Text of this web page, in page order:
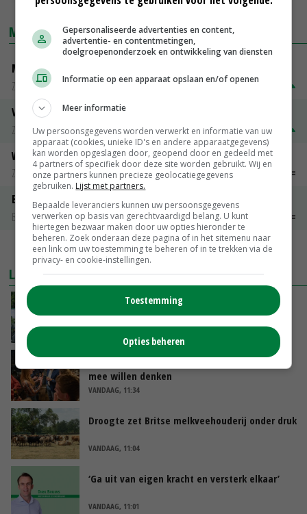
MARKTPRIJZEN
Magere melkpoeder
Zuivel weekprijzen
€ 269,00 € 7,00
Volle melkpoeder
Zuivel weekprijzen
€ 345,00 € 20,00
Weipoeder
Zuivel weekprijzen
€ 134,00
€ 0,00
Boeren Gouda 12 kg
Boerenkaas
€ 6,05
MEER MARKTPRIJZEN
LAATSTE NIEUWS
Oekraïne-vlogger Kees Huizinga: ‘Bezoek van
de ambassade mag zelf groente plukken’
Ministerie zoekt tweehonderd agrariërs die
mee willen denken
VANDAAG, 11:34
Droogte zet Britse melkveehouderij onder druk
VANDAAG, 11:04
‘Ga uit van eigen kracht en versterk elkaar’
VANDAAG, 11:01
Gepersonaliseerde advertenties en content,
advertentie- en contentmetingen,
doelgroepenonderzoek en ontwikkeling van diensten
Informatie op een apparaat opslaan en/of openen
Meer informatie
Uw persoonsgegevens worden verwerkt en informatie van uw
apparaat (cookies, unieke ID's en andere apparaatgegevens)
kan worden opgeslagen door, geopend door en gedeeld met
4 partners of specifiek door deze site worden gebruikt. Wij en
onze partners kunnen precieze geolocatiegegevens
gebruiken. Lijst met partners.
Bepaalde leveranciers kunnen uw persoonsgegevens
verwerken op basis van gerechtvaardigd belang. U kunt
hiertegen bezwaar maken door uw opties hieronder te
beheren. Zoek onderaan deze pagina of in het sitemenu naar
een link om uw toestemming te beheren of in te trekken via de
privacy- en cookie-instellingen.
Toestemming
Opties beheren